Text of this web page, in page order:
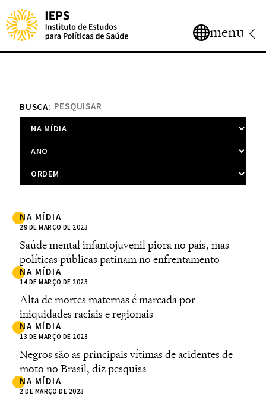
menu
BUSCA:
NA MÍDIA
29 DE MARÇO DE 2023
Saúde mental infantojuvenil piora no país, mas
políticas públicas patinam no enfrentamento
NA MÍDIA
14 DE MARÇO DE 2023
Alta de mortes maternas é marcada por
iniquidades raciais e regionais
NA MÍDIA
13 DE MARÇO DE 2023
Negros são as principais vítimas de acidentes de
moto no Brasil, diz pesquisa
NA MÍDIA
2 DE MARÇO DE 2023